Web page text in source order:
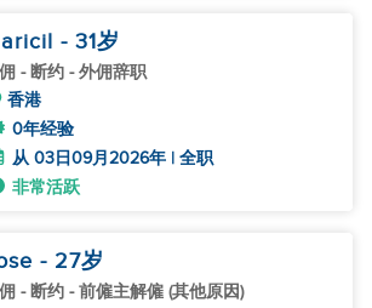
- 31岁
- 断约 - 外佣辞职
香港
0年经验
从 03日09月2026年 | 全职
非常活跃
- 27岁
- 断约 - 前僱主解僱 (其他原因)